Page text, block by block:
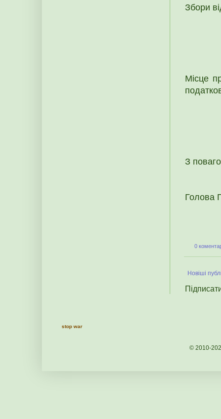
Збори
Місце
З
Голова
0
Новіші
stop war
© 2010-